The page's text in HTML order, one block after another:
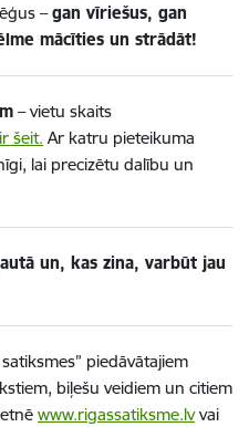
–gan vīriešus, gan
mācīties un strādāt!
– vietu skaits
šeit. Ar katru pieteikuma
lai precizētu dalību un
un, kas zina, varbūt jau
piedāvātajiem
biļešu veidiem un citiem
www.rigassatiksme.lvvai